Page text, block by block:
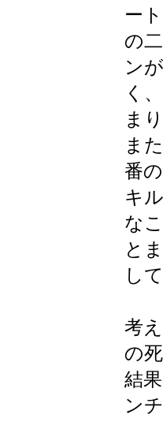
ー
の
ン
く
ま
ま
番
キ
な
と
し
考
の
結
ン